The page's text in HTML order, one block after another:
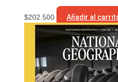
$202.500 Añadir al